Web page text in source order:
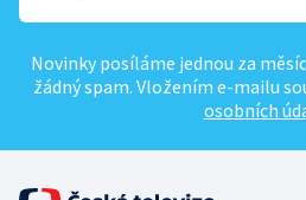
Novinky posíláme jednou za
žádný spam. Vložením e-mailu
osobních